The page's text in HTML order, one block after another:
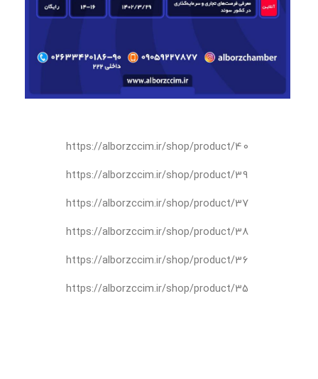
https://alborzccim.ir/shop/product/40
https://alborzccim.ir/shop/product/39
https://alborzccim.ir/shop/product/37
https://alborzccim.ir/shop/product/38
https://alborzccim.ir/shop/product/36
https://alborzccim.ir/shop/product/35